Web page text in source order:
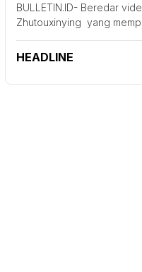
BULLETIN.ID- Beredar
Zhutouxinying yang
HEADLINE